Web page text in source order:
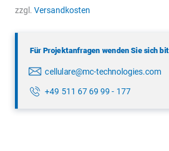
Menge
zzgl. Versandkosten
Für Projektanfragen wenden Sie sich
cellulare@mc-technologies.com
+49 511 67 69 99 - 177